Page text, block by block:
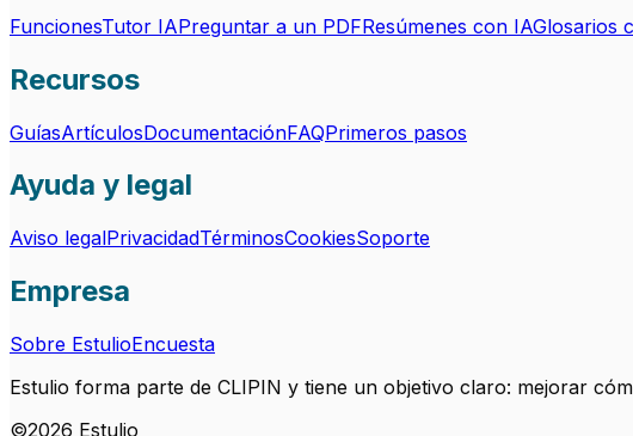
FuncionesTutor IAPreguntar a un PDFResúmenes con IAGlosarios
Recursos
GuíasArtículosDocumentaciónFAQPrimeros pasos
Ayuda y legal
Aviso legalPrivacidadTérminosCookiesSoporte
Empresa
Sobre EstulioEncuesta
Estulio forma parte de CLIPIN y tiene un objetivo claro: mejorar
©2026 Estulio